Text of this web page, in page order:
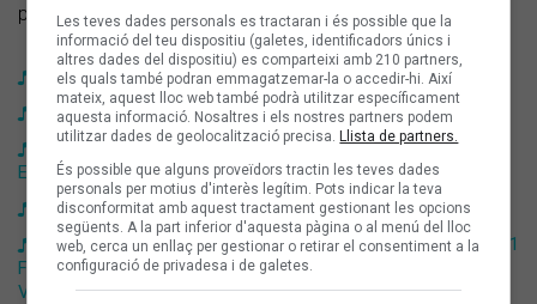
pogut amb el que teníem.
Dani6ix & Izzkid surten a debutar a Razzmatazz
'Tot torna' de Dani6ix & Izzkid, cançó per cançó
Les noves cançons en català són de Julieta, El Petit de Cal
Eril, Dani6ix & Izzkid, i Sexenni i Yung Rajola
El retorn als origens de Lildami, al Sona9 d'iCat
Les noves cançons en català són de Maria del Mar Bonet, 31
FAM, Els Catarres, Fades amb Samantha Hudson, Mishima, i
Vicco
Les teves dades personals es tractaran i és possible que la
informació del teu dispositiu (galetes, identificadors únics i
altres dades del dispositiu) es comparteixi amb 210 partners,
els quals també podran emmagatzemar-la o accedir-hi. Així
mateix, aquest lloc web també podrà utilitzar específicament
aquesta informació. Nosaltres i els nostres partners podem
utilitzar dades de geolocalització precisa.Llista de partners.
És possible que alguns proveïdors tractin les teves dades
personals per motius d'interès legítim. Pots indicar la teva
disconformitat amb aquest tractament gestionant les opcions
següents. A la part inferior d'aquesta pàgina o al menú del lloc
web, cerca un enllaç per gestionar o retirar el consentiment a la
configuració de privadesa i de galetes.